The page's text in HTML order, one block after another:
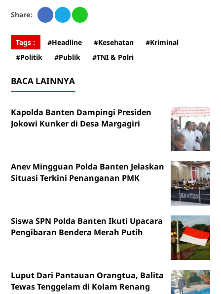
Share:
Tags : #Headline #Kesehatan
#Kriminal
#Politik
#Publik #TNI & Polri
BACA LAINNYA
Kapolda Banten Dampingi Presiden
Jokowi Kunker di Desa Margagiri
Anev Mingguan Polda Banten Jelaskan
Situasi Terkini Penanganan PMK
Siswa SPN Polda Banten Ikuti Upacara
Pengibaran Bendera Merah Putih
Luput Dari Pantauan Orangtua, Balita
Tewas Tenggelam di Kolam Renang